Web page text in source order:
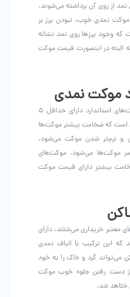
از روی آن برداشته می‌شوند.
نمدی خوب، نبودن پرز بر
وجود پرزها روی نمد نشانه
در اینصورت قیمت موکت
موکت نمدی
به طور معمول محصولات و موکت‌های استاندارد دارای حداقل ۵
است که ضخامت بیشتر موکت‌ها
و نرم‌تر شدن موکت می‌شود،
موکت‌ها می‌شود. موکت‌های
بیشتر دارای قیمت موکت
معتبر خریداری می‌شئند، دارای
این ترکیب با الیاف نمدی
می‌تواند گرد و خاک را به خود
دست رفتن جلوه خوب موکت
شد.